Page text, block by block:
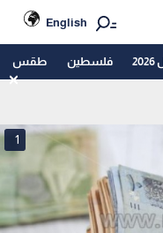
English
فلسطين طقس
1